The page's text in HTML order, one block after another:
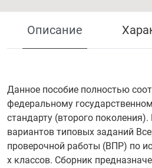
Описание
Данное пособие полностью
федеральному
стандарту (второго
вариантов типовых заданий
проверочной работы (ВПР) по
х классов. Сборник